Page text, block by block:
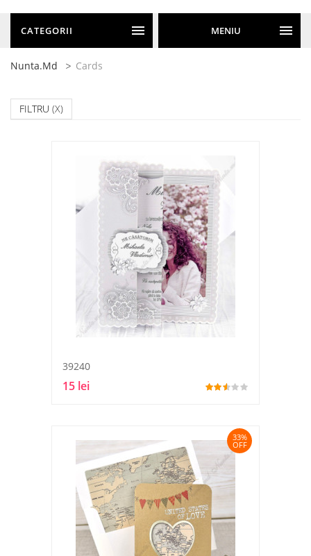
CATEGORII MENIU
Nunta.md Cards
FILTRU (X)
39240
15 lei
33%
OFF